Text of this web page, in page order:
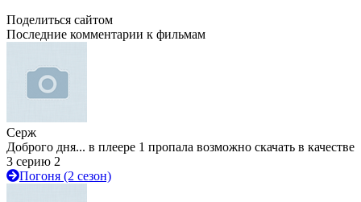
Поделиться сайтом
Последние комментарии к фильмам
Серж
Доброго дня... в плеере 1 пропала возможно скачать в качестве
3 серию 2
Погоня (2 сезон)